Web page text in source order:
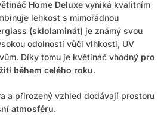
Home Deluxe vyniká kvalitním
lehkost s mimořádnou
(sklolaminát) je známý svou
odolností vůči vlhkosti, UV
Díky tomu je květináč vhodný pro
během celého roku.
a přirozený vzhled dodávají prostoru
atmosféru.